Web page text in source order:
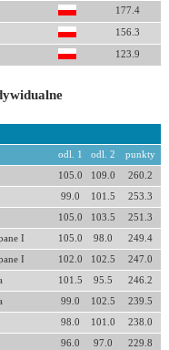
177.4
156.3
123.9
odl. 1 odl. 2 punkty
105.0 109.0 260.2
99.0 101.5 253.3
105.0 103.5 251.3
I 105.0 98.0 249.4
I 102.0 102.5 247.0
101.5 95.5 246.2
99.0 102.5 239.5
98.0 101.0 238.0
96.0 97.0 229.8